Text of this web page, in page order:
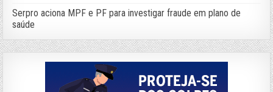
Serpro aciona MPF e PF para investigar fraude em plano de
saúde